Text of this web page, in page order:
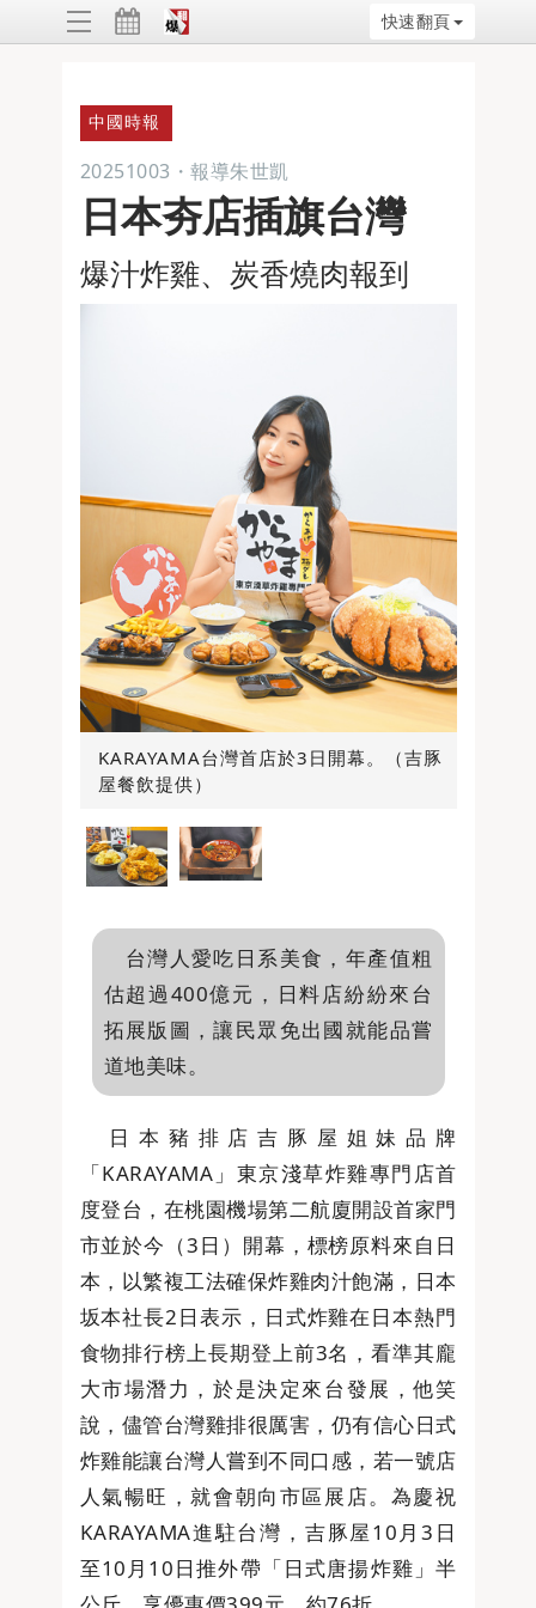
快速翻頁
中國時報
20251003 ・ 報導朱世凱
日本夯店插旗台灣
爆汁炸雞、炭香燒肉報到
KARAYAMA台灣首店於3日開幕。（吉豚
屋餐飲提供）
台灣人愛吃日系美食，年產值粗
估超過400億元，日料店紛紛來台
拓展版圖，讓民眾免出國就能品嘗
道地美味。
日本豬排店吉豚屋姐妹品牌
「KARAYAMA」東京淺草炸雞專門店首
度登台，在桃園機場第二航廈開設首家門
市並於今（3日）開幕，標榜原料來自日
本，以繁複工法確保炸雞肉汁飽滿，日本
坂本社長2日表示，日式炸雞在日本熱門
食物排行榜上長期登上前3名，看準其龐
大市場潛力，於是決定來台發展，他笑
說，儘管台灣雞排很厲害，仍有信心日式
炸雞能讓台灣人嘗到不同口感，若一號店
人氣暢旺，就會朝向市區展店。為慶祝
KARAYAMA進駐台灣，吉豚屋10月3日
至10月10日推外帶「日式唐揚炸雞」半